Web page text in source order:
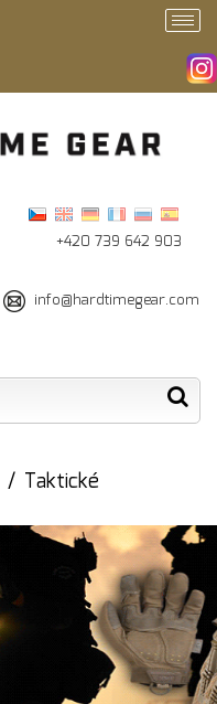
+420 739 642 903
info@hardtimegear.com
Taktické